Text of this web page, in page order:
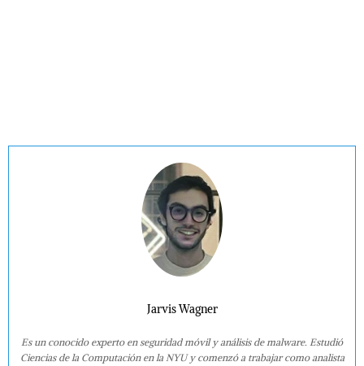
Jarvis Wagner
Es un conocido experto en seguridad móvil y análisis de malware. Estudió
Ciencias de la Computación en la NYU y comenzó a trabajar como analista